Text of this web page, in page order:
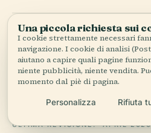
Saint Nicholas Orthodox
Saint Nicholas Cathedral
& Guide, tourmycountry.com
ULTIMA REVISIONE: APRIL
Una piccola richiesta sui
I cookie strettamente necessari
navigazione. I cookie di analisi
aiutano a capire quali pagine
niente pubblicità, niente vendita.
momento dal piè di pagina.
Personalizza Rifiuta